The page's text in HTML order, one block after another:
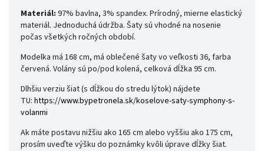
Materiál: 97% bavlna, 3% spandex. Prírodný, mierne elastický
materiál. Jednoduchá údržba. Šaty sú vhodné na nosenie
počas všetkých ročných období.
Modelka má 168 cm, má oblečené šaty vo veľkosti 36, farba
červená. Volány sú po/pod kolená, celková dĺžka 95 cm.
Dlhšiu verziu šiat (s dĺžkou do stredu lýtok) nájdete
TU: https://www.bypetronela.sk/koselove-saty-symphony-s-
volanmi
Ak máte postavu nižšiu ako 165 cm alebo vyššiu ako 175 cm,
prosím uveďte výšku do poznámky kvôli úprave dĺžky šiat.